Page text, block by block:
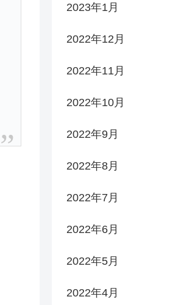
2023年1月
2022年12月
2022年11月
2022年10月
2022年9月
2022年8月
2022年7月
2022年6月
2022年5月
2022年4月